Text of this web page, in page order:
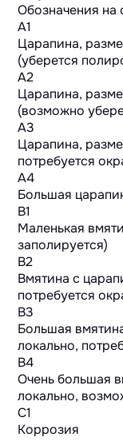
Обозначения на
A1
Царапина,
(уберется
A2
Царапина,
(возможно
A3
Царапина,
потребуется
A4
Большая
B1
Маленькая
заполируется)
B2
Вмятина с
потребуется
B3
Большая
локально,
B4
Очень большая
локально,
C1
Коррозия